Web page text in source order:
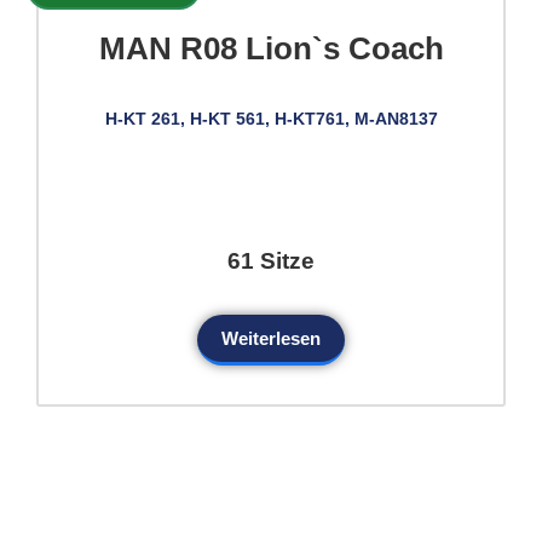
MAN R08 Lion`s Coach
H-KT 261, H-KT 561, H-KT761, M-AN8137
61 Sitze
Weiterlesen